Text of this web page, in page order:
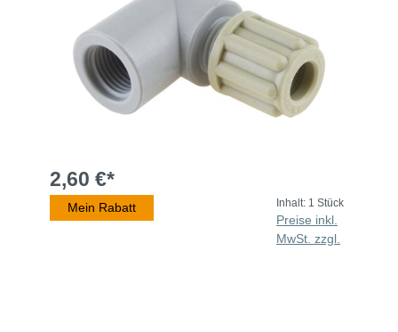
2,60 €*
Mein Rabatt Inhalt: 1 Stück
Preise inkl.
MwSt. zzgl.